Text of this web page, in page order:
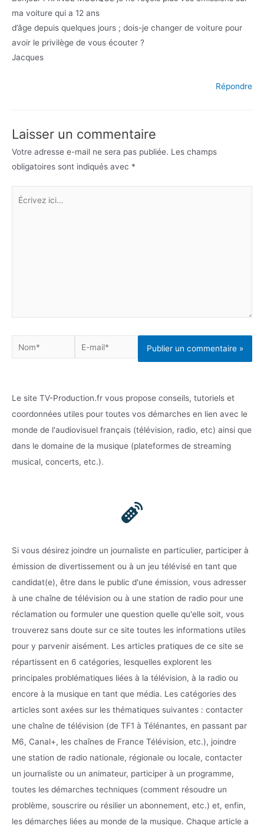
ma voiture qui a 12 ans
d’âge depuis quelques jours ; dois-je changer de voiture pour
avoir le privilège de vous écouter ?
Jacques
Répondre
Laisser un commentaire
Votre adresse e-mail ne sera pas publiée. Les champs
obligatoires sont indiqués avec *
Écrivez
Nom*
E-
mail*
Le site TV-Production.fr vous propose conseils, tutoriels et
coordonnées utiles pour toutes vos démarches en lien avec le
monde de l'audiovisuel français (télévision, radio, etc) ainsi que
dans le domaine de la musique (plateformes de streaming
musical, concerts, etc.).
Si vous désirez joindre un journaliste en particulier, participer à
émission de divertissement ou à un jeu télévisé en tant que
candidat(e), être dans le public d'une émission, vous adresser
à une chaîne de télévision ou à une station de radio pour une
réclamation ou formuler une question quelle qu'elle soit, vous
trouverez sans doute sur ce site toutes les informations utiles
pour y parvenir aisément. Les articles pratiques de ce site se
répartissent en 6 catégories, lesquelles explorent les
principales problématiques liées à la télévision, à la radio ou
encore à la musique en tant que média. Les catégories des
articles sont axées sur les thématiques suivantes : contacter
une chaîne de télévision (de TF1 à Télénantes, en passant par
M6, Canal+, les chaînes de France Télévision, etc.), joindre
une station de radio nationale, régionale ou locale, contacter
un journaliste ou un animateur, participer à un programme,
toutes les démarches techniques (comment résoudre un
problème, souscrire ou résilier un abonnement, etc.) et, enfin,
les démarches liées au monde de la musique. Chaque article a